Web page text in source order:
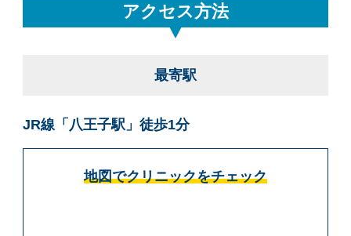
アクセス方法
最寄駅
JR線「八王子駅」徒歩1分
地図でクリニックをチェック